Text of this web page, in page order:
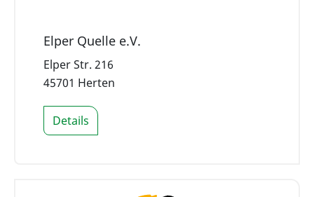
Elper Quelle e.V.
Elper Str. 216
45701 Herten
Details